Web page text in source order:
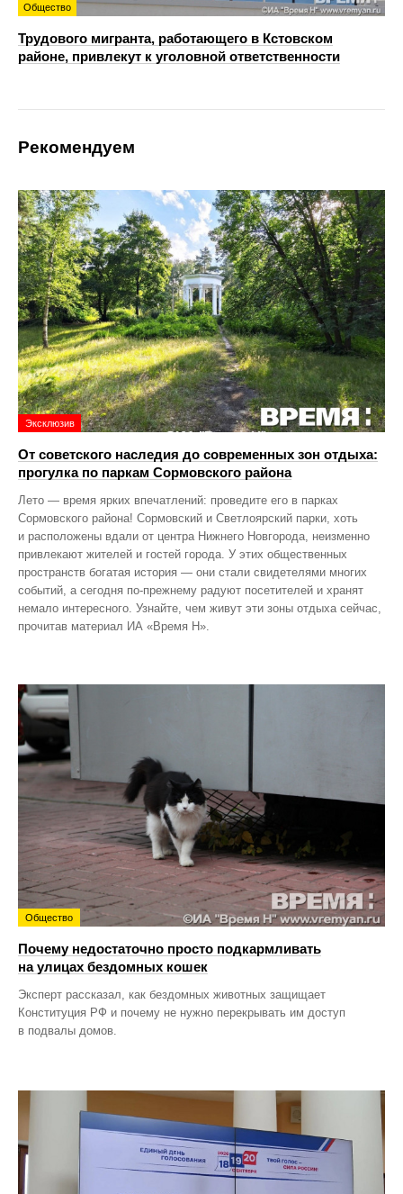
Общество
Трудового мигранта, работающего в Кстовском
районе, привлекут к уголовной ответственности
Рекомендуем
Эксклюзив
От советского наследия до современных зон отдыха:
прогулка по паркам Сормовского района
Лето — время ярких впечатлений: проведите его в парках
Сормовского района! Сормовский и Светлоярский парки, хоть
и расположены вдали от центра Нижнего Новгорода, неизменно
привлекают жителей и гостей города. У этих общественных
пространств богатая история — они стали свидетелями многих
событий, а сегодня по‑прежнему радуют посетителей и хранят
немало интересного. Узнайте, чем живут эти зоны отдыха сейчас,
прочитав материал ИА «Время Н».
Общество
Почему недостаточно просто подкармливать
на улицах бездомных кошек
Эксперт рассказал, как бездомных животных защищает
Конституция РФ и почему не нужно перекрывать им доступ
в подвалы домов.